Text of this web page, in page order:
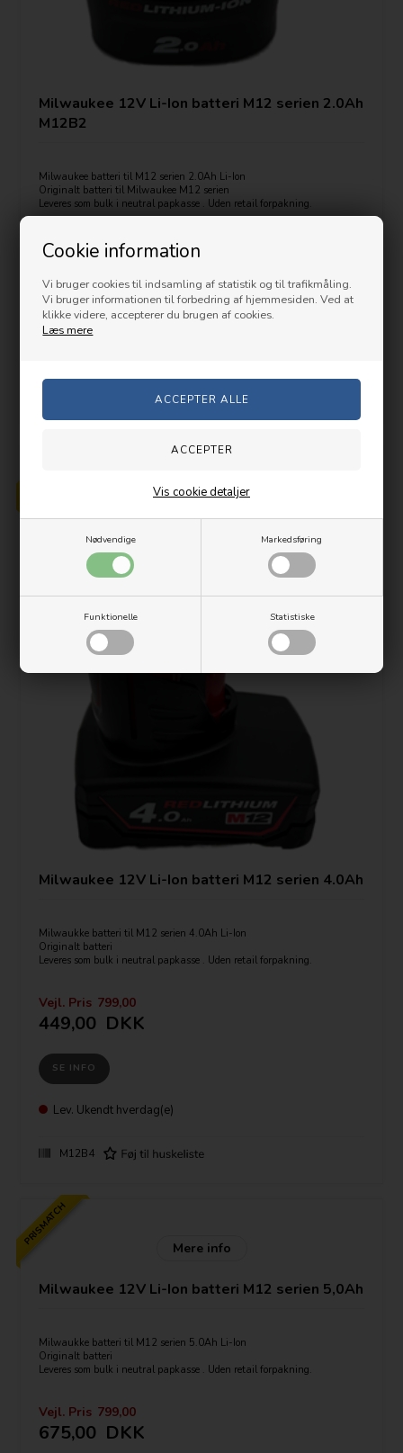
Cookie information
Vi bruger cookies til indsamling af statistik og til trafikmåling.
Vi bruger informationen til forbedring af hjemmesiden. Ved at
klikke videre, accepterer du brugen af cookies.
Læs mere
Nødvendige Markedsføring
Funktionelle Statistiske
Vis cookie detaljer
Milwaukee 12V Li-Ion batteri M12 serien 2.0Ah
M12B2
Milwaukee batteri til M12 serien 2.0Ah Li-Ion
Originalt batteri til Milwaukee M12 serien
Leveres som bulk i neutral papkasse . Uden retail forpakning.
4932430064
Vejl. Pris 349,00
SE INFO
Milwaukee 12V Li-Ion batteri M12 serien 4.0Ah
Milwaukke batteri til M12 serien 4.0Ah Li-Ion
Originalt batteri
Leveres som bulk i neutral papkasse . Uden retail forpakning.
Vejl. Pris 799,00
449,00 DKK
SE INFO
Lev. Ukendt hverdag(e)
M12B4
PRISMATCH
Mere info
Milwaukee 12V Li-Ion batteri M12 serien 5,0Ah
Milwaukke batteri til M12 serien 5.0Ah Li-Ion
Originalt batteri
Leveres som bulk i neutral papkasse . Uden retail forpakning.
Vejl. Pris 799,00
675,00 DKK